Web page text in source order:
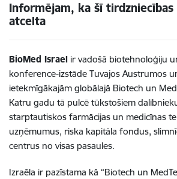
Informējam, ka šī
atcelta
BioMed Israel ir vadošā biotehnoloģiju
konference-izstāde Tuvajos Austrumos
ietekmīgākajām globālajā Biotech un
Katru gadu tā pulcē tūkstošiem
starptautiskos farmācijas un medicīnas
uzņēmumus, riska kapitāla fondus,
centrus no visas pasaules.
Izraēla ir pazīstama kā “Biotech un